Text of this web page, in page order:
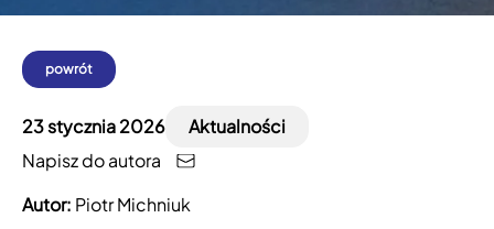
powrót
23 stycznia 2026
Aktualności
Napisz do autora
Autor: Piotr Michniuk